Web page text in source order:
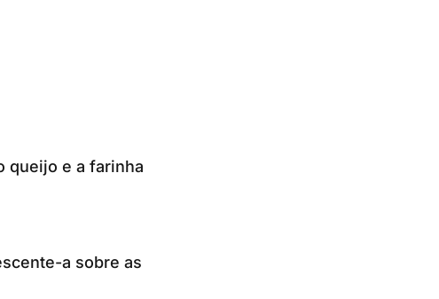
queijo e a farinha
a sobre as